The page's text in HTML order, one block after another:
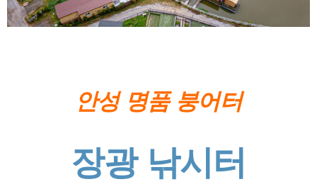
안성 명품 붕어터
장광 낚시터